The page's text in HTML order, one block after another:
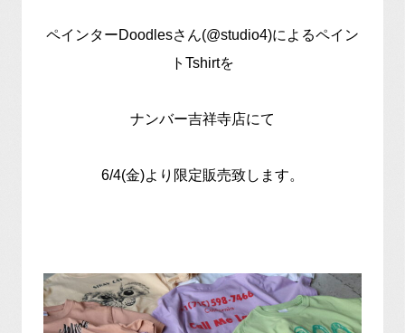
ペインターDoodlesさん(@studio4)によるペイン
トTshirtを
ナンバー吉祥寺店にて
6/4(金)より限定販売致します。